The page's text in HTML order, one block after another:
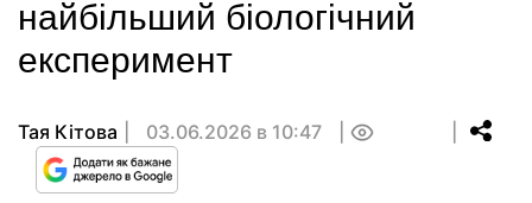
найбільший біологічний
експеримент
Тая Кітова 03.06.2026 в 10:47